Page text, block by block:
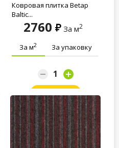
Ковровая плитка Betap
Baltic...
2760 За м2
За м2 За упаковку